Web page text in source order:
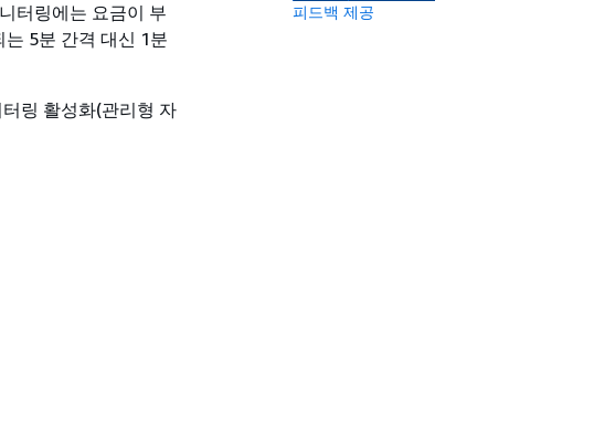
터링에는 요금이 부
5분 간격 대신 1분
링 활성화(관리형 자
피드백 제공